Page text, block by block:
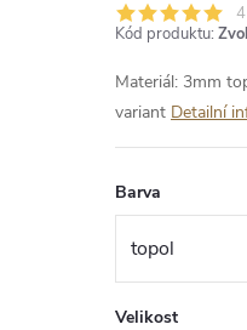
Kód produktu:
Materiál: 3mm
variant Detailní
Barva
Velikost